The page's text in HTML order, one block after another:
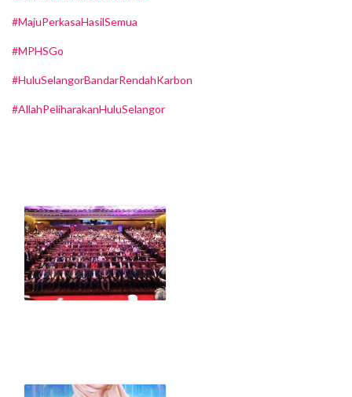
#MajuPerkasaHasilSemua
#MPHSGo
#HuluSelangorBandarRendahKarbon
#AllahPeliharakanHuluSelangor